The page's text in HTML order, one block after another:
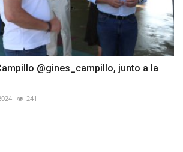
@gines_campillo, junto a la
241